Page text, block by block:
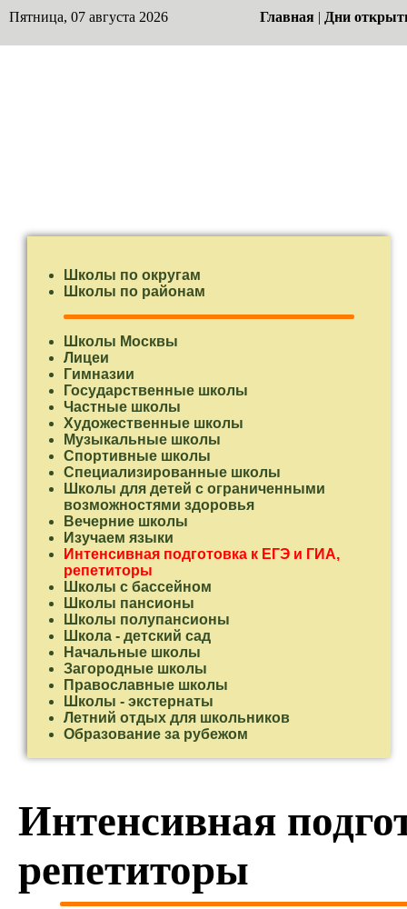
Пятница, 07 августа 2026 Главная | Дни
Школы по округам
Школы по районам
Школы Москвы
Лицеи
Гимназии
Государственные школы
Частные школы
Художественные школы
Музыкальные школы
Спортивные школы
Специализированные школы
Школы для детей с ограниченными
возможностями здоровья
Вечерние школы
Изучаем языки
Интенсивная подготовка к ЕГЭ и ГИА,
репетиторы
Школы с бассейном
Школы пансионы
Школы полупансионы
Школа - детский сад
Начальные школы
Загородные школы
Православные школы
Школы - экстернаты
Летний отдых для школьников
Образование за рубежом
Интенсивная
репетиторы